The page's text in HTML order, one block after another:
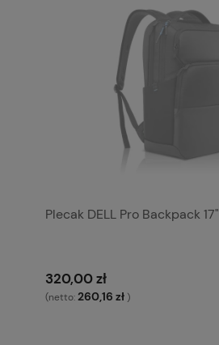
Plecak DELL Pro Backpack 17"
320,00 zł
(netto:260,16 zł )